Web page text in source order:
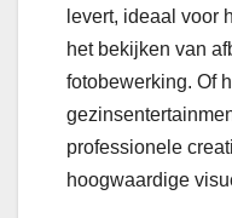
levert, ideaal voor
het bekijken van
fotobewerking. Of
professionele
hoogwaardige